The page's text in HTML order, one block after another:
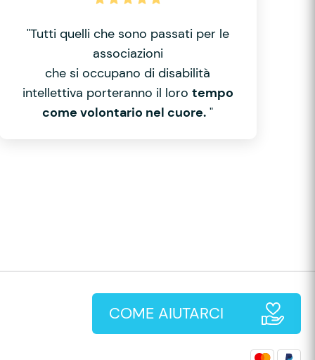
"Tutti quelli che sono passati per le
associazioni
che si occupano di disabilità
intellettiva porteranno il loro tempo
come volontario nel cuore. "
COME AIUTARCI